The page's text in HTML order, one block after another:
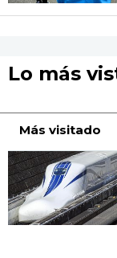
Lo más
Más visitado